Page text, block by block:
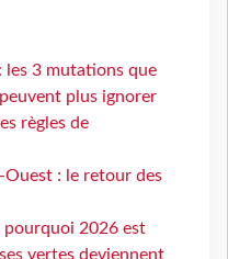
les 3 mutations que
plus ignorer
règles de
Ouest : le retour des
pourquoi 2026 est
vertes deviennent